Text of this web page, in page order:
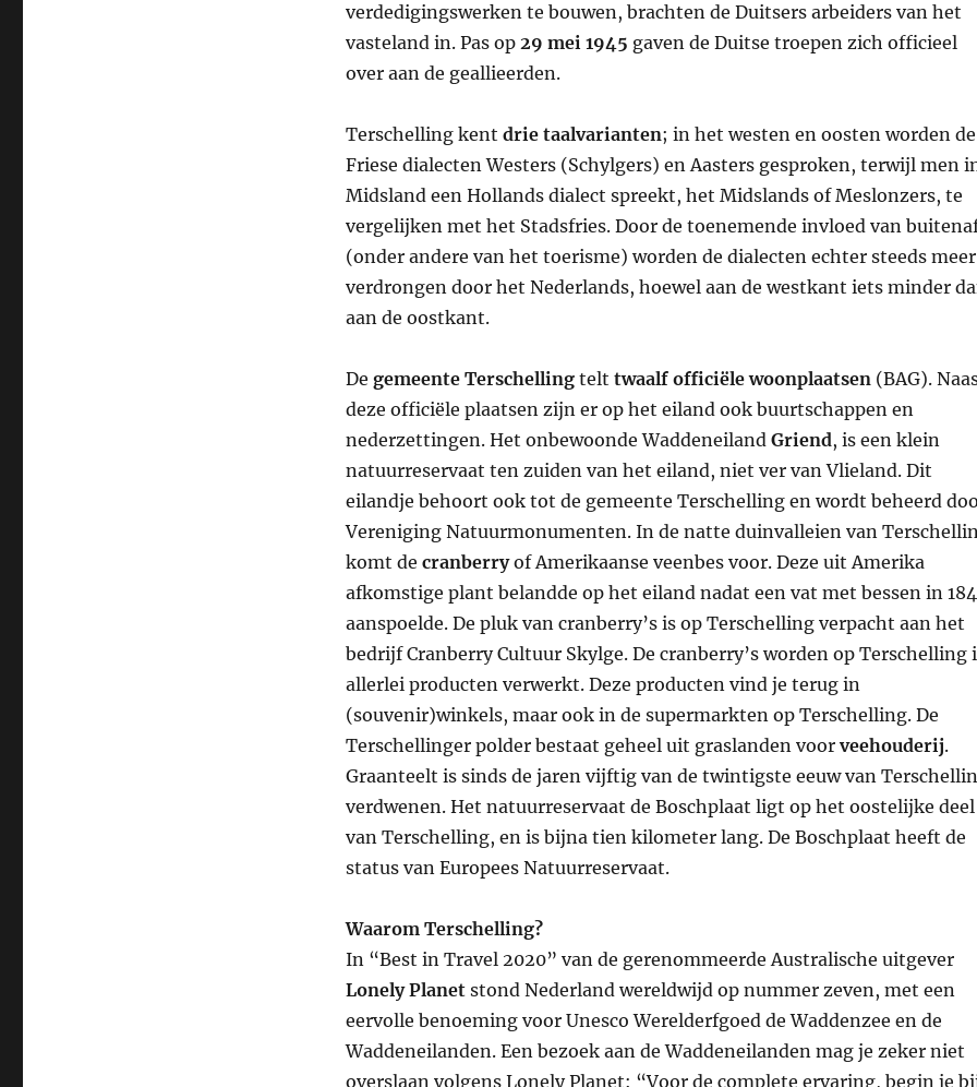
verdedigingswerken te bouwen, brachten de Duitsers arbeiders van het
vasteland in. Pas op 29 mei 1945 gaven de Duitse troepen zich officieel
over aan de geallieerden.
Terschelling kent drie taalvarianten; in het westen en oosten worden de
Friese dialecten Westers (Schylgers) en Aasters gesproken, terwijl men
Midsland een Hollands dialect spreekt, het Midslands of Meslonzers, te
vergelijken met het Stadsfries. Door de toenemende invloed van
(onder andere van het toerisme) worden de dialecten echter steeds meer
verdrongen door het Nederlands, hoewel aan de westkant iets minder
aan de oostkant.
De gemeente Terschellingtelt twaalf officiële woonplaatsen(BAG).
deze officiële plaatsen zijn er op het eiland ook buurtschappen en
nederzettingen. Het onbewoonde Waddeneiland Griend, is een klein
natuurreservaat ten zuiden van het eiland, niet ver van Vlieland. Dit
eilandje behoort ook tot de gemeente Terschelling en wordt beheerd
Vereniging Natuurmonumenten. In de natte duinvalleien van
komt de cranberryof Amerikaanse veenbes voor. Deze uit Amerika
afkomstige plant belandde op het eiland nadat een vat met bessen in
aanspoelde. De pluk van cranberry’s is op Terschelling verpacht aan het
bedrijf Cranberry Cultuur Skylge. De cranberry’s worden op Terschelling
allerlei producten verwerkt. Deze producten vind je terug in
(souvenir)winkels, maar ook in de supermarkten op Terschelling. De
Terschellinger polder bestaat geheel uit graslanden voor veehouderij.
Graanteelt is sinds de jaren vijftig van de twintigste eeuw van
verdwenen. Het natuurreservaat de Boschplaat ligt op het oostelijke deel
van Terschelling, en is bijna tien kilometer lang. De Boschplaat heeft de
status van Europees Natuurreservaat.
Waarom Terschelling?
In “Best in Travel 2020” van de gerenommeerde Australische uitgever
Lonely Planetstond Nederland wereldwijd op nummer zeven, met een
eervolle benoeming voor Unesco Werelderfgoed de Waddenzee en de
Waddeneilanden. Een bezoek aan de Waddeneilanden mag je zeker niet
overslaan volgens Lonely Planet: “Voor de complete ervaring, begin je